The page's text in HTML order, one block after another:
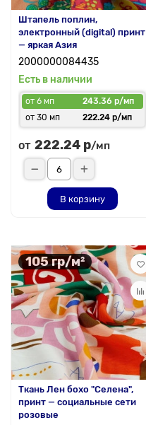
Штапель поплин,
электронный (digital) принт
— яркая Азия
2000000084435
Есть в наличии
от 6 мп
243.36 р/мп
от 30 мп
222.24 р/мп
от 222.24 р/мп
В корзину
105 гр/м²
Ткань Лен бохо "Селена",
принт — социальные сети
розовые